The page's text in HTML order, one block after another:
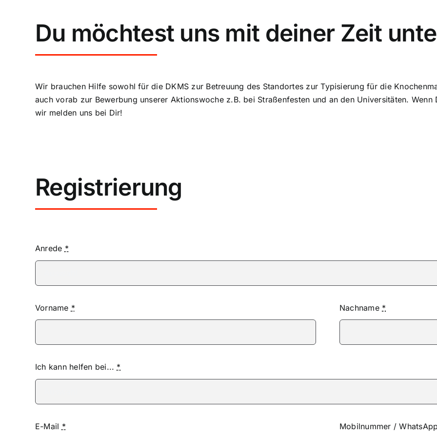
Du möchtest uns mit deiner Zeit
Wir brauchen Hilfe sowohl für die DKMS zur Betreuung des Standortes zur Typisierung für die
auch vorab zur Bewerbung unserer Aktionswoche z.B. bei Straßenfesten und an den Universitäten.
wir melden uns bei Dir!
Registrierung
Anrede *
Vorname * Nachname *
Ich kann helfen bei... *
E-Mail * Mobilnummer /